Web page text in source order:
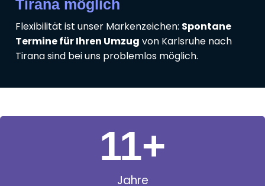
Tirana möglich
Flexibilität ist unser Markenzeichen: Spontane
Termine für Ihren Umzug von Karlsruhe nach
Tirana sind bei uns problemlos möglich.
Jahre
11+